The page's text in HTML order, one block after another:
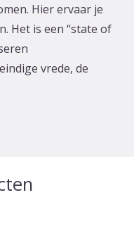
Hier ervaar je
Het is een “state of
vrede, de